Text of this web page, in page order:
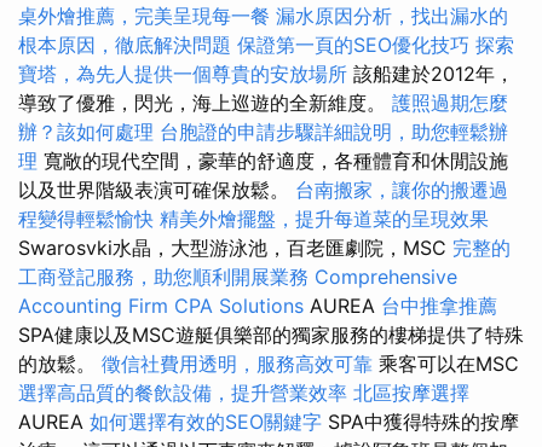
桌外燴推薦，完美呈現每一餐 漏水原因分析，找出漏水的
根本原因，徹底解決問題 保證第一頁的SEO優化技巧 探索
寶塔，為先人提供一個尊貴的安放場所 該船建於2012年，
導致了優雅，閃光，海上巡遊的全新維度。 護照過期怎麼
辦？該如何處理 台胞證的申請步驟詳細說明，助您輕鬆辦
理 寬敞的現代空間，豪華的舒適度，各種體育和休閒設施
以及世界階級表演可確保放鬆。 台南搬家，讓你的搬遷過
程變得輕鬆愉快 精美外燴擺盤，提升每道菜的呈現效果
Swarosvki水晶，大型游泳池，百老匯劇院，MSC 完整的
工商登記服務，助您順利開展業務 Comprehensive
Accounting Firm CPA Solutions AUREA 台中推拿推薦
SPA健康以及MSC遊艇俱樂部的獨家服務的樓梯提供了特殊
的放鬆。 徵信社費用透明，服務高效可靠 乘客可以在MSC
選擇高品質的餐飲設備，提升營業效率 北區按摩選擇
AUREA 如何選擇有效的SEO關鍵字 SPA中獲得特殊的按摩